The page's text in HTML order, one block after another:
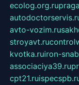
ecolog.org.ru
avto-vozim.ru
stroyavt.ru
kvotka.ruiron-
associaciya39.ru
cpt21.ru